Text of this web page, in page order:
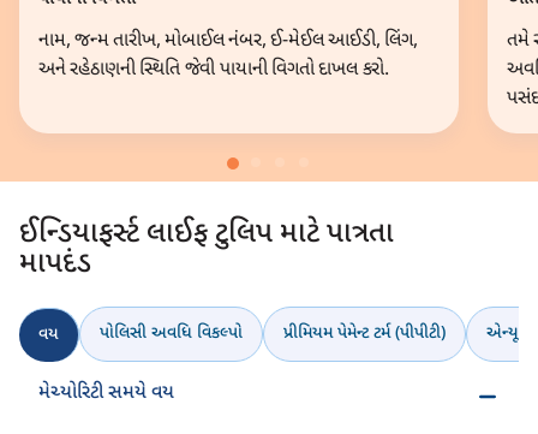
નામ, જન્મ તારીખ, મોબાઈલ નંબર, ઈ-મેઈલ આઈડી, લિંગ,
અને રહેઠાણની સ્થિતિ જેવી પાયાની વિગતો દાખલ કરો.
તમે
ઈન્ડિયાફર્સ્ટ લાઈફ ટુલિપ માટે પાત્રતા
માપદંડ
વય પોલિસી અવધિ વિકલ્પો પ્રીમિયમ પેમેન્ટ ટર્મ (પીપીટી)
મેચ્યોરિટી સમયે વય